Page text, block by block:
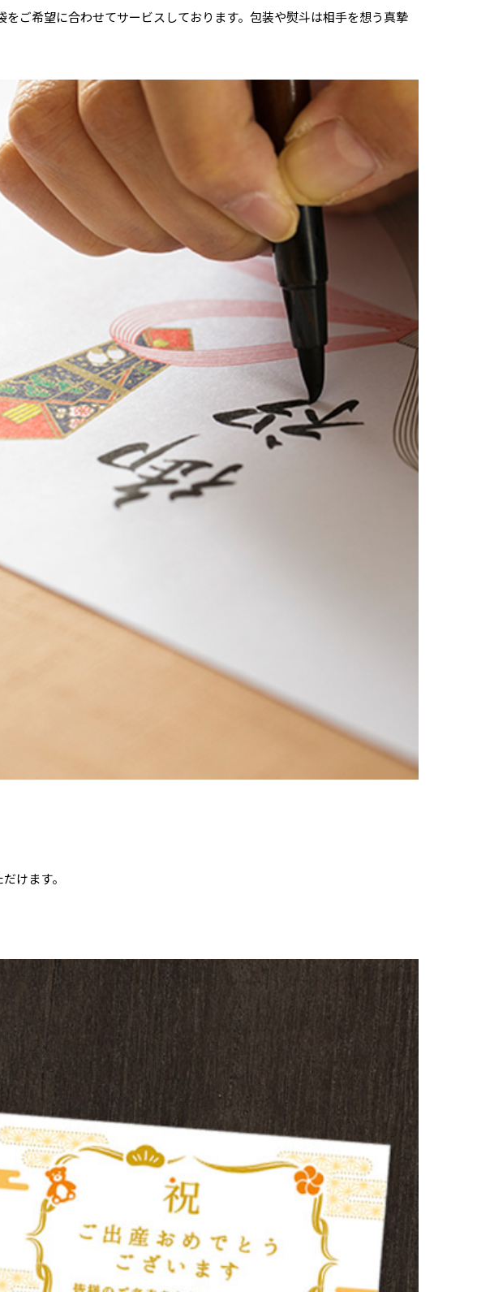
ご希望に合わせてサービスしております。包装や熨斗は相手を想う真摯
けます。